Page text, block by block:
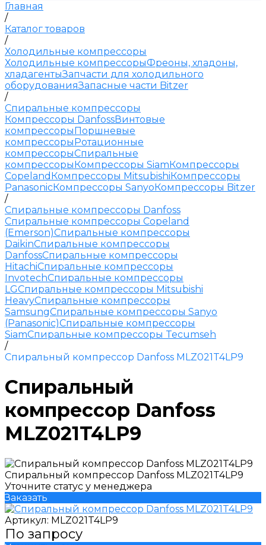
Главная
/
Каталог товаров
/
Холодильные компрессоры
Холодильные компрессорыФреоны, хладоны,
хладагентыЗапчасти для холодильного
оборудованияЗапасные части Bitzer
/
Спиральные компрессоры
Компрессоры DanfossВинтовые
компрессорыПоршневые
компрессорыРотационные
компрессорыСпиральные
компрессорыКомпрессоры SiamКомпрессоры
Copeland Компрессоры MitsubishiКомпрессоры
PanasonicКомпрессоры SanyoКомпрессоры Bitzer
/
Спиральные компрессоры Danfoss
Спиральные компрессоры Copeland
(Emerson)Спиральные компрессоры
DaikinСпиральные компрессоры
DanfossСпиральные компрессоры
HitachiСпиральные компрессоры
InvotechСпиральные компрессоры
LGСпиральные компрессоры Mitsubishi
HeavyСпиральные компрессоры
SamsungСпиральные компрессоры Sanyo
(Panasonic)Спиральные компрессоры
SiamСпиральные компрессоры Tecumseh
/
Спиральный компрессор Danfoss MLZ021T4LP9
Спиральный
компрессор Danfoss
MLZ021T4LP9
Спиральный компрессор Danfoss MLZ021T4LP9
Уточните статус у менеджера
Заказать
Артикул: MLZ021T4LP9
По запросу